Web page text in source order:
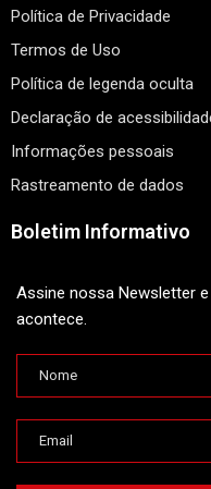
Política de Privacidade
Termos de Uso
Política de legenda oculta
Declaração de
Informações pessoais
Rastreamento de dados
Boletim Informativo
Assine nossa Newsletter
acontece.